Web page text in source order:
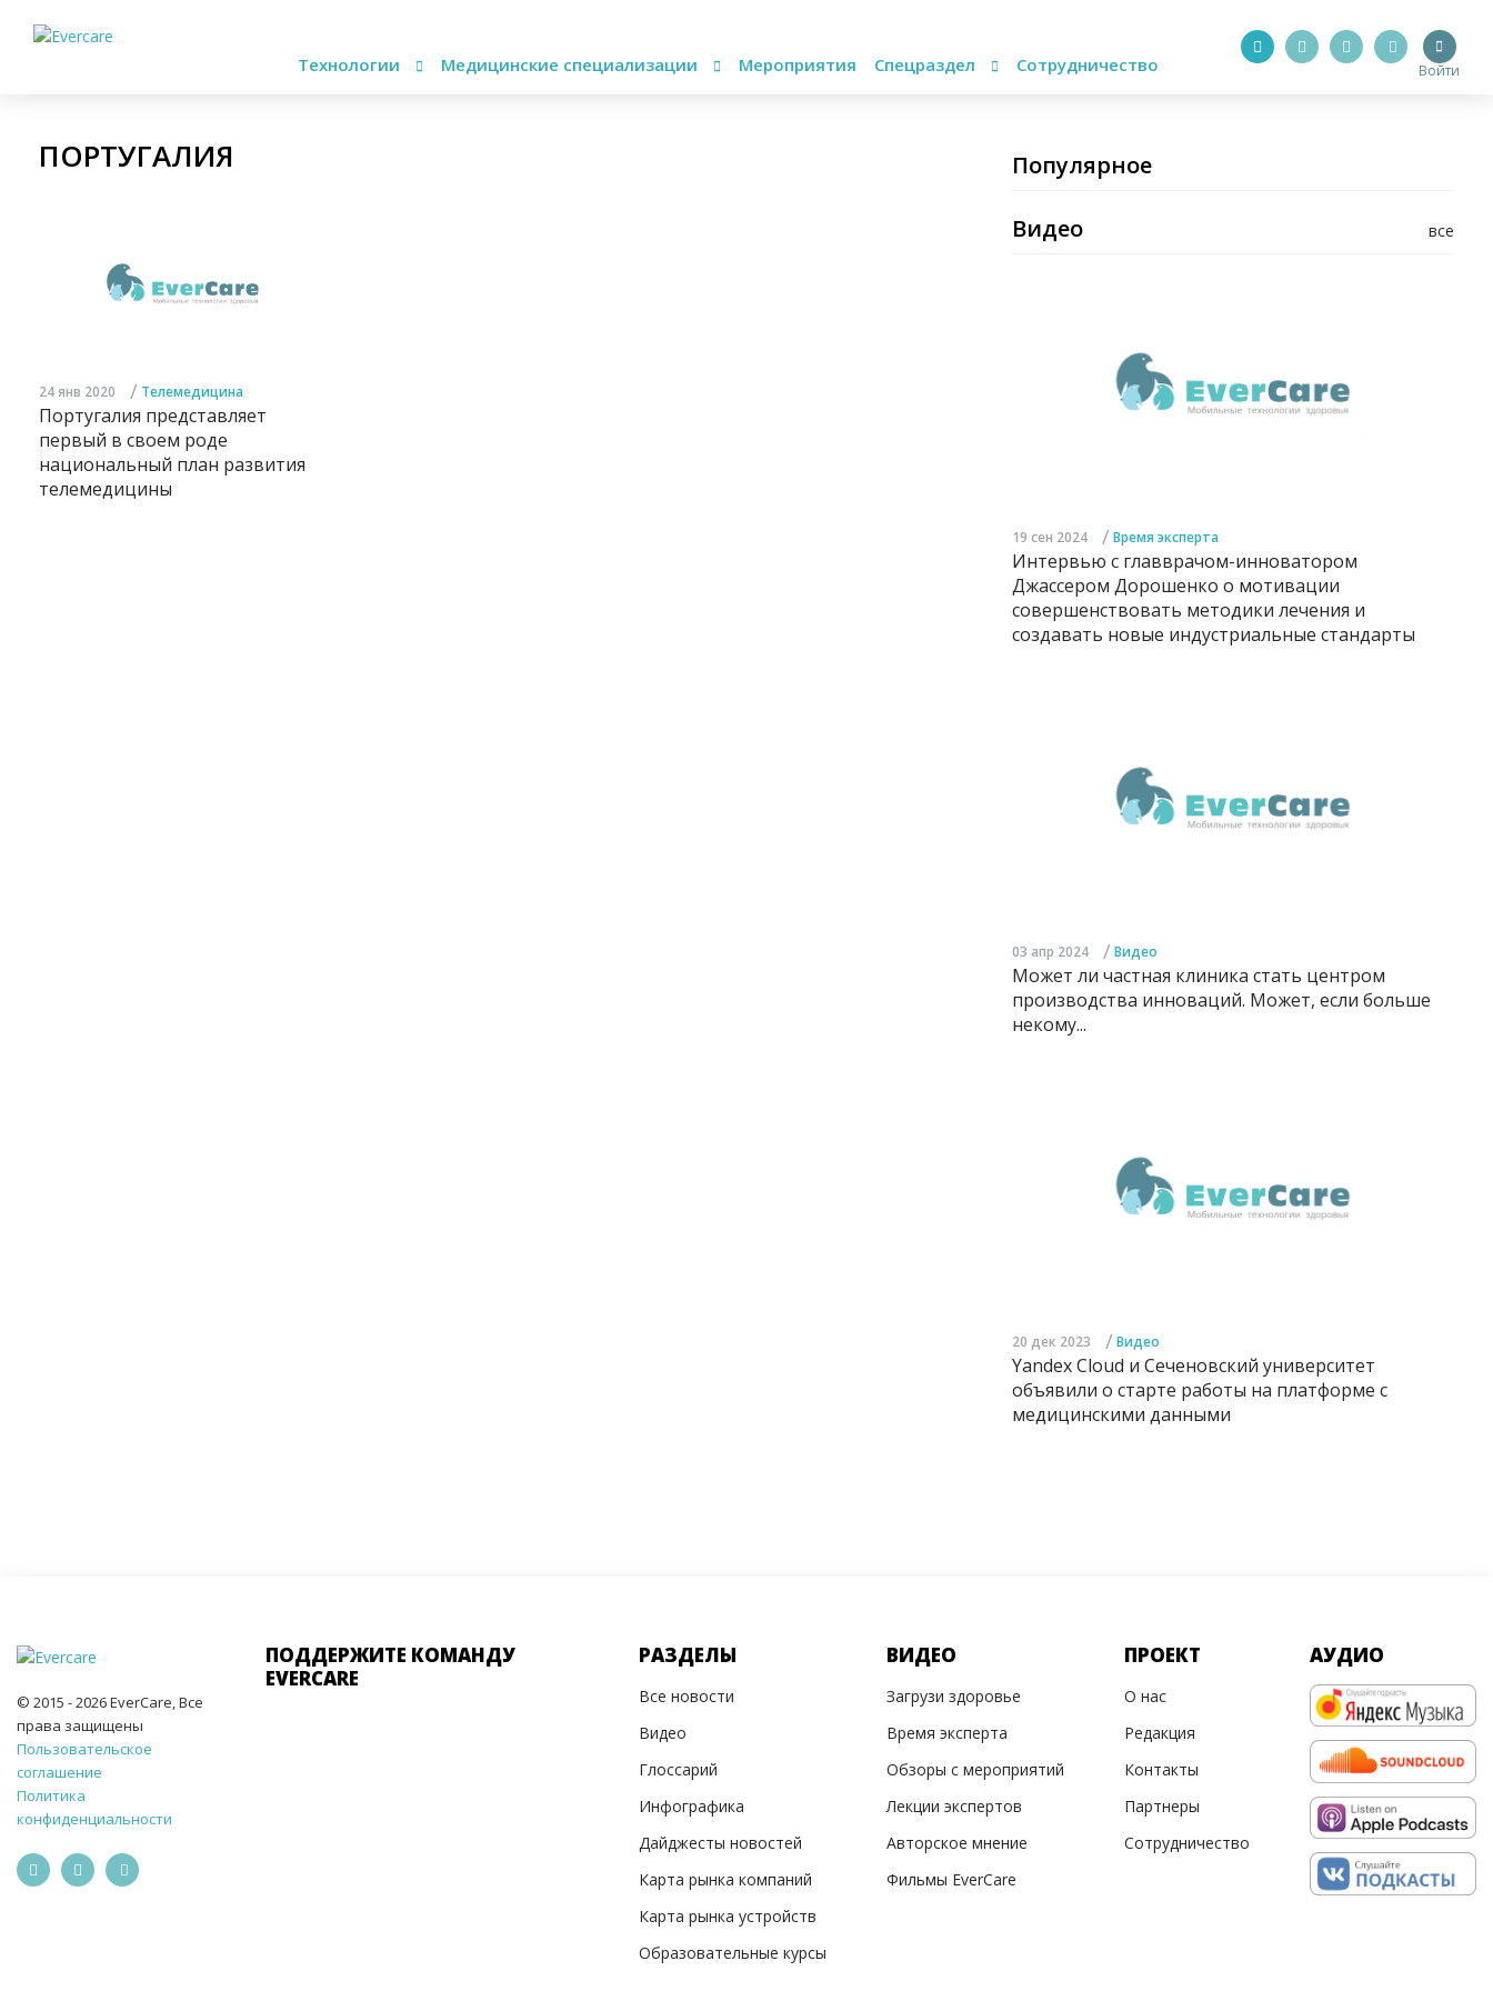
Технологии Медицинские специализации Мероприятия Спецраздел Сотрудничество Войти
ПОРТУГАЛИЯ
24 янв 2020 / Телемедицина
Португалия представляет
первый в своем роде
национальный план развития
телемедицины
Популярное
все
Видео
19 сен 2024 / Время эксперта
Интервью с главврачом-инноватором
Джассером Дорошенко о мотивации
совершенствовать методики лечения и
создавать новые индустриальные стандарты
03 апр 2024 / Видео
Может ли частная клиника стать центром
производства инноваций. Может, если больше
некому...
20 дек 2023 / Видео
Yandex Cloud и Сеченовский университет
объявили о старте работы на платформе с
медицинскими данными
© 2015 - 2026 EverCare, Все
права защищены
Пользовательское
соглашение
Политика
конфиденциальности
ПОДДЕРЖИТЕ КОМАНДУ
EVERCARE
РАЗДЕЛЫ
Все новости
Видео
Глоссарий
Инфографика
Дайджесты новостей
Карта рынка компаний
Карта рынка устройств
Образовательные курсы
ВИДЕО
Загрузи здоровье
Время эксперта
Обзоры с мероприятий
Лекции экспертов
Авторское мнение
Фильмы EverCare
ПРОЕКТ
О нас
Редакция
Контакты
Партнеры
Сотрудничество
АУДИО